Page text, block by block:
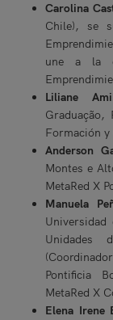
Carolina
Chile), se
une a la
Liliane
Graduação,
Formación y
Anderson
Montes e
MetaRed X
Manuela
Unidades
Pontificia
MetaRed X
Elena Irene